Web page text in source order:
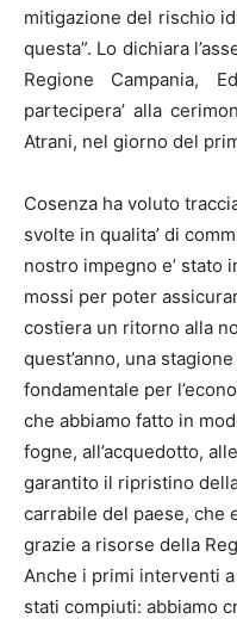
mitigazione del rischio
questa”. Lo dichiara
Regione Campania,
partecipera’ alla
Atrani, nel giorno del
Cosenza ha voluto
svolte in qualita’ di
nostro impegno e’ stato
mossi per poter
costiera un ritorno alla
quest’anno, una
fondamentale per
che abbiamo fatto in
fogne, all’acquedotto,
garantito il ripristino
carrabile del paese, che
grazie a risorse della
Anche i primi interventi
stati compiuti: abbiamo